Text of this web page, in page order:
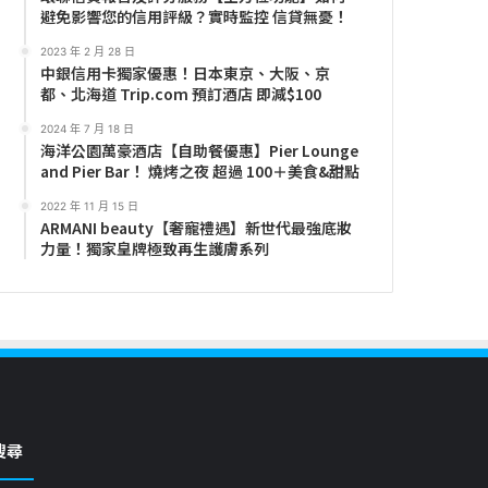
避免影響您的信用評級？實時監控 信貸無憂！
2023 年 2 月 28 日
中銀信用卡獨家優惠！日本東京、大阪、京
都、北海道 Trip.com 預訂酒店 即減$100
2024 年 7 月 18 日
海洋公園萬豪酒店【自助餐優惠】Pier Lounge
and Pier Bar！ 燒烤之夜 超過 100＋美食&甜點
2022 年 11 月 15 日
ARMANI beauty【奢寵禮遇】新世代最強底妝
力量！獨家皇牌極致再生護膚系列
尋